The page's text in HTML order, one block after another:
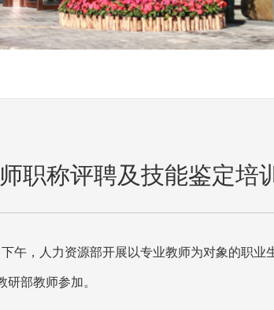
称评聘及技能鉴定培
下午，人力资源部开展以专业教师为对象的职业
部教师参加。